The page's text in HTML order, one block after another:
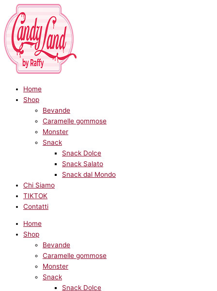
contenuto
Home
Shop
Bevande
Caramelle gommose
Monster
Snack
Snack Dolce
Snack Salato
Snack dal Mondo
Chi Siamo
TIKTOK
Contatti
Home
Shop
Bevande
Caramelle gommose
Monster
Snack
Snack Dolce
Cerca:
Prezzo
Min
Prezzo
Max
Il
prezzo
originale
era:
€ 2,80.